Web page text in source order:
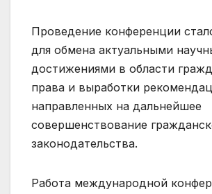
Проведение конференции
для обмена актуальными
достижениями в области
права и выработки
направленных на дальнейшее
совершенствование
законодательства.
Работа международной